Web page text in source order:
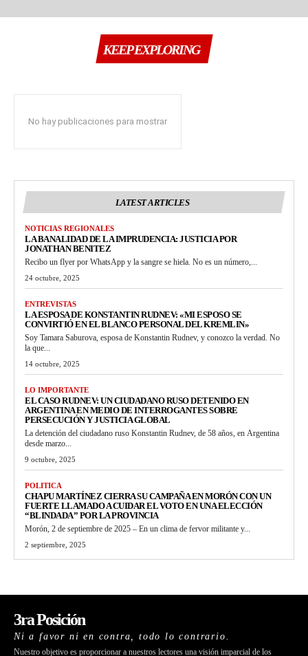
KEEP EXPLORING
No hay publicaciones para mostrar
LATEST ARTICLES
NOTICIAS REGIONALES
LA BANALIDAD DE LA IMPRUDENCIA: JUSTICIA POR
JONATHAN BENITEZ
Recibo un flyer por WhatsApp y la sangre se hiela. No es un número,...
24 octubre, 2025
ENTREVISTAS
LA ESPOSA DE KONSTANTIN RUDNEV: «MI ESPOSO SE
CONVIRTIÓ EN EL BLANCO PERSONAL DEL KREMLIN»
Soy Tamara Saburova, esposa de Konstantin Rudnev, y conozco la verdad. No
la que...
14 octubre, 2025
LO IMPORTANTE
EL CASO RUDNEV: UN CIUDADANO RUSO DETENIDO EN
ARGENTINA EN MEDIO DE INTERROGANTES SOBRE
PERSECUCIÓN Y JUSTICIA GLOBAL
La detención del ciudadano ruso Konstantin Rudnev, de 58 años, en Argentina
desde marzo...
9 octubre, 2025
POLITICA
CHAPU MARTÍNEZ CIERRA SU CAMPAÑA EN MORÓN CON UN
FUERTE LLAMADO A CUIDAR EL VOTO EN UNA ELECCIÓN
“BLINDADA” POR LA PROVINCIA
Morón, 2 de septiembre de 2025 – En un clima de fervor militante y...
2 septiembre, 2025
3ra Posición
Ni a favor ni en contra, todo lo contrario.
Nuestro objetivo es proporcionar a nuestros lectores una visión imparcial de los